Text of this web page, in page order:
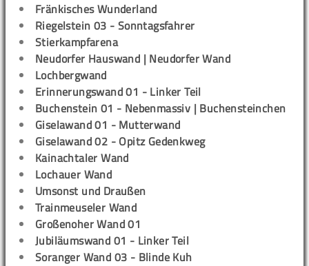
Fränkisches Wunderland
Riegelstein 03 - Sonntagsfahrer
Stierkampfarena
Neudorfer Hauswand | Neudorfer Wand
Lochbergwand
Erinnerungswand 01 - Linker Teil
Buchenstein 01 - Nebenmassiv | Buchensteinchen
Giselawand 01 - Mutterwand
Giselawand 02 - Opitz Gedenkweg
Kainachtaler Wand
Lochauer Wand
Umsonst und Draußen
Trainmeuseler Wand
Großenoher Wand 01
Jubiläumswand 01 - Linker Teil
Soranger Wand 03 - Blinde Kuh